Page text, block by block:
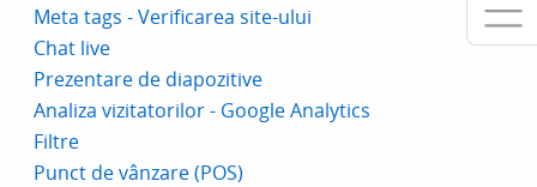
Meta tags - Verificarea site-ului
Chat live
Prezentare de diapozitive
Analiza vizitatorilor - Google Analytics
Filtre
Punct de vânzare (POS)